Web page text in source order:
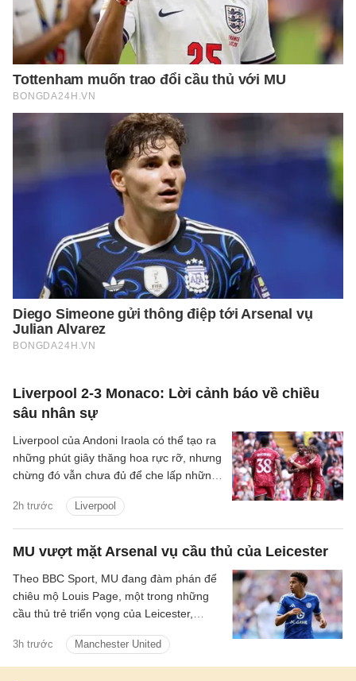
Liverpool 2-3 Monaco: Lời cảnh báo về chiều
sâu nhân sự
2h trước Liverpool
Liverpool của Andoni Iraola có thể tạo ra
những phút giây thăng hoa rực rỡ, nhưng
chừng đó vẫn chưa đủ để che lấp những
thể bùng lên dữ dội khi mọi mắt xích vận
hành đúng nhịp, song lại dễ chao đảo khi
cường độ suy giảm và sự kết nối bắt đầu
MU vượt mặt Arsenal vụ cầu thủ của Leicester
3h trước Manchester United
Theo BBC Sport, MU đang đàm phán để
chiêu mộ Louis Page, một trong những
cầu thủ trẻ triển vọng của Leicester,